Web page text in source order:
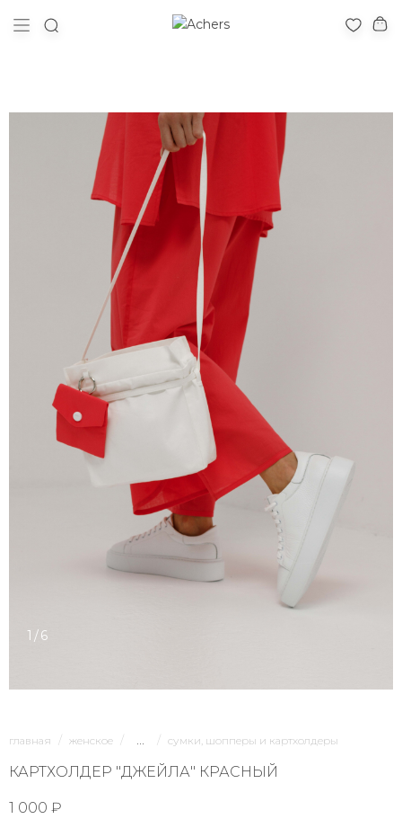
1/6
главная женское сумки, шопперы и картхолдеры
КАРТХОЛДЕР "ДЖЕЙЛА" КРАСНЫЙ
1 000 ₽